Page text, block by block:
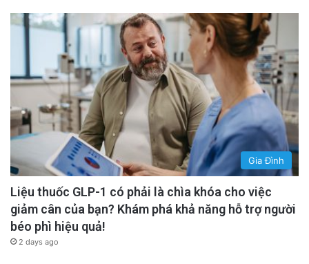
Gia Đình
Liệu thuốc GLP-1 có phải là chìa khóa cho việc
giảm cân của bạn? Khám phá khả năng hỗ trợ người
béo phì hiệu quả!
2 days ago